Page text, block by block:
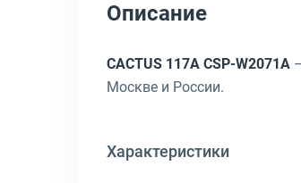
Описание
CACTUS 117A CSP-W2071A
Москве и России.
Характеристики